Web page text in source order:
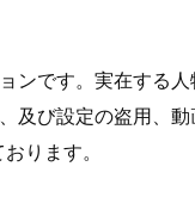
ンです。実在する人
及び設定の盗用、
ります。